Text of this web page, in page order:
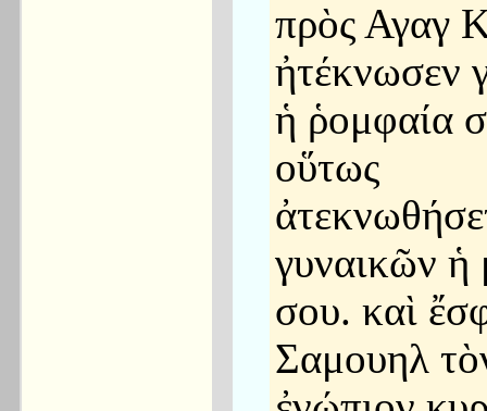
πρὸς Αγαγ
ἠτέκνωσεν
ἡ ῥομφαία
οὕτως
γυναικῶν ἡ
σου. καὶ
Σαμουηλ